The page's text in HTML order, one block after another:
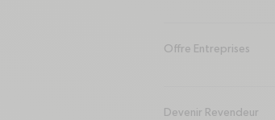
Offre Entreprises
Devenir Revendeur